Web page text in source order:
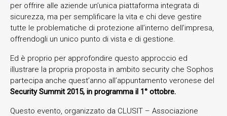
per offrire alle aziende un’unica piattaforma integrata di
sicurezza, ma per semplificare la vita e chi deve gestire
tutte le problematiche di protezione all’interno dell’impresa,
offrendogli un unico punto di vista e di gestione.
Ed è proprio per approfondire questo approccio ed
illustrare la propria proposta in ambito security che Sophos
partecipa anche quest’anno all’appuntamento veronese del
Security Summit 2015, in programma il 1° ottobre.
Questo evento, organizzato da CLUSIT – Associazione